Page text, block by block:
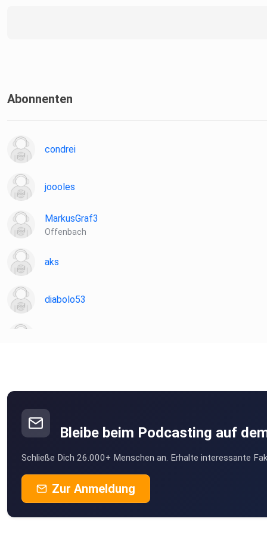
Abonnenten
condrei
joooles
MarkusGraf3
Offenbach
aks
diabolo53
22JoM06
klamakev
Bleibe beim Podcasting auf
Schließe Dich 26.000+ Menschen an. Erhalte interessante
Zur Anmeldung